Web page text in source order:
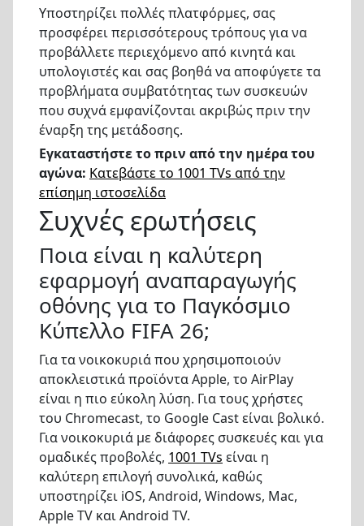
Υποστηρίζει πολλές πλατφόρμες, σας
προσφέρει περισσότερους τρόπους για να
προβάλλετε περιεχόμενο από κινητά και
υπολογιστές και σας βοηθά να αποφύγετε τα
προβλήματα συμβατότητας των συσκευών
που συχνά εμφανίζονται ακριβώς πριν την
έναρξη της μετάδοσης.
Εγκαταστήστε το πριν από την ημέρα του
αγώνα: Κατεβάστε το 1001 TVs από την
επίσημη ιστοσελίδα
Συχνές ερωτήσεις
Ποια είναι η καλύτερη
εφαρμογή αναπαραγωγής
οθόνης για το Παγκόσμιο
Κύπελλο FIFA 26;
Για τα νοικοκυριά που χρησιμοποιούν
αποκλειστικά προϊόντα Apple, το AirPlay
είναι η πιο εύκολη λύση. Για τους χρήστες
του Chromecast, το Google Cast είναι βολικό.
Για νοικοκυριά με διάφορες συσκευές και για
ομαδικές προβολές, 1001 TVs είναι η
καλύτερη επιλογή συνολικά, καθώς
υποστηρίζει iOS, Android, Windows, Mac,
Apple TV και Android TV.